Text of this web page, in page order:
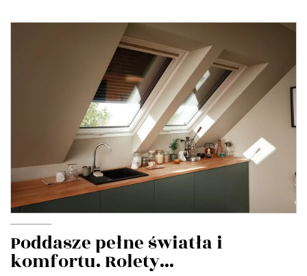
Poddasze pełne światła i
komfortu. Rolety...